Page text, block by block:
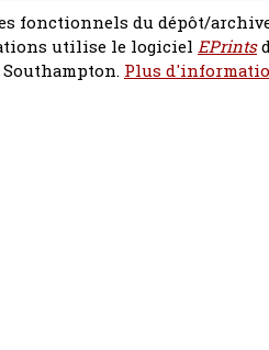
fonctionnels du dépôt/
utilise le logiciel EPrints
Plus